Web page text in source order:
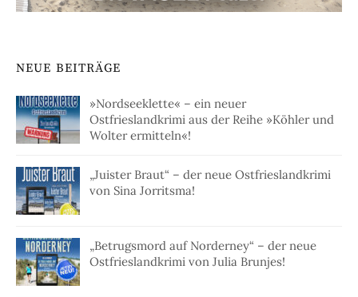
NEUE BEITRÄGE
»Nordseeklette« – ein neuer
Ostfrieslandkrimi aus der Reihe »Köhler und
Wolter ermitteln«!
„Juister Braut“ – der neue Ostfrieslandkrimi
von Sina Jorritsma!
„Betrugsmord auf Norderney“ – der neue
Ostfrieslandkrimi von Julia Brunjes!